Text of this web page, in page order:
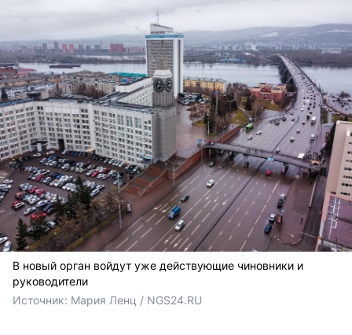
В новый орган войдут уже действующие чиновники и
руководители
Источник: Мария Ленц / NGS24.RU